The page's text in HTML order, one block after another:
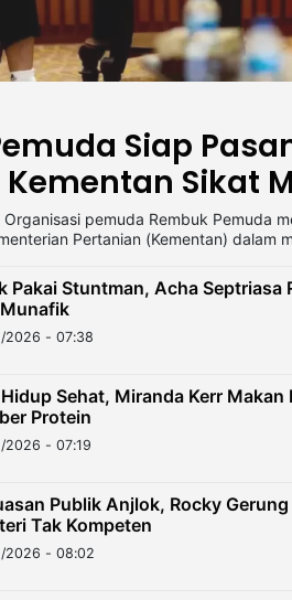
Siap
Sikat
pemuda Rembuk Pemuda
Pertanian (Kementan) dalam
Pakai Stuntman, Acha Septriasa
2026 - 07:38
Sehat, Miranda Kerr Makan
Protein
2026 - 07:19
Publik Anjlok, Rocky
Tak Kompeten
2026 - 08:02